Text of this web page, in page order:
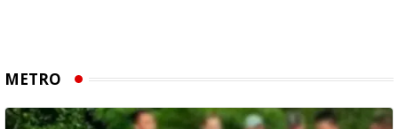
METRO